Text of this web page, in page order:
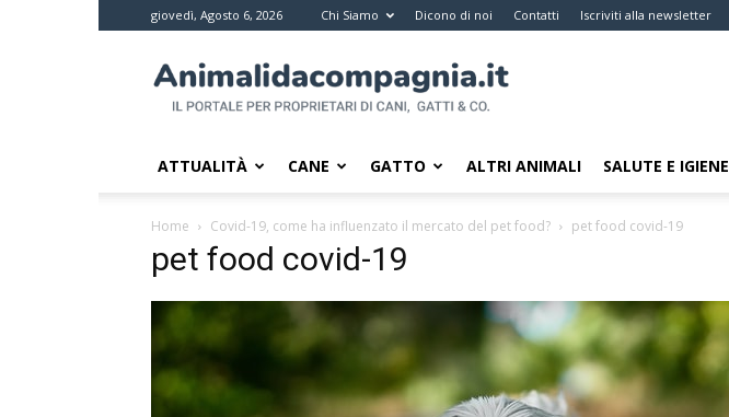
giovedì, Agosto 6, 2026 Chi Siamo Dicono di noi Contatti Iscriviti alla newsletter
da
compagnia
Il
i
proprietari
di
pet
ATTUALITÀ CANE GATTO ALTRI ANIMALI SALUTE E IGIENE
Home Covid-19, come ha influenzato il mercato del pet food? pet food covid-19
pet food covid-19